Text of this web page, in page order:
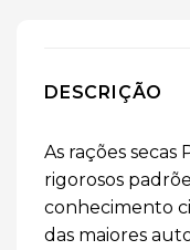
DESCRIÇÃO
As rações secas
rigorosos
conhecimento
das maiores